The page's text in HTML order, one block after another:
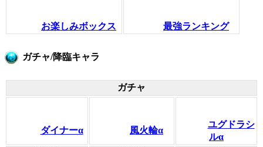
お楽しみボックス 最強ランキング
ガチャ/降臨キャラ
ガチャ
ダイナーα 風火輪α
ユグドラシ
ルα